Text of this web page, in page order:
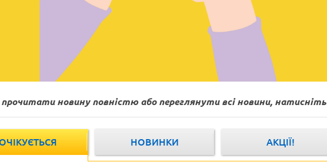
новину повністю або переглянути всі новини, натисніть
НОВИНКИ АКЦІЇ!